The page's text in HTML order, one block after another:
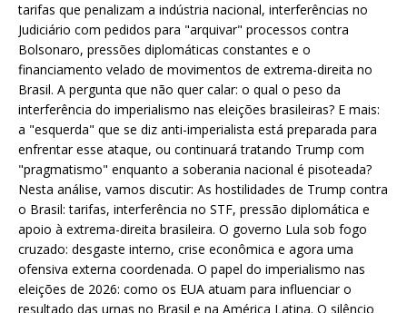
tarifas que penalizam a indústria nacional, interferências no
Judiciário com pedidos para "arquivar" processos contra
Bolsonaro, pressões diplomáticas constantes e o
financiamento velado de movimentos de extrema-direita no
Brasil. A pergunta que não quer calar: o qual o peso da
interferência do imperialismo nas eleições brasileiras? E mais:
a "esquerda" que se diz anti-imperialista está preparada para
enfrentar esse ataque, ou continuará tratando Trump com
"pragmatismo" enquanto a soberania nacional é pisoteada?
Nesta análise, vamos discutir: As hostilidades de Trump contra
o Brasil: tarifas, interferência no STF, pressão diplomática e
apoio à extrema-direita brasileira. O governo Lula sob fogo
cruzado: desgaste interno, crise econômica e agora uma
ofensiva externa coordenada. O papel do imperialismo nas
eleições de 2026: como os EUA atuam para influenciar o
resultado das urnas no Brasil e na América Latina. O silêncio